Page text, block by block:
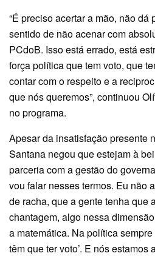
“É preciso acertar a mão, não dá
sentido de não acenar com
PCdoB. Isso está errado, está
força política que tem voto, que
contar com o respeito e a
que nós queremos”, continuou
no programa.
Apesar da insatisfação presente
Santana negou que estejam à
parceria com a gestão do
vou falar nesses termos. Eu não
de racha, que a gente tenha que
chantagem, algo nessa
a matemática. Na política sempre
têm que ter voto’. E nós